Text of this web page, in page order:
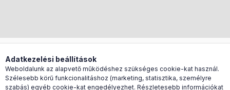
Árukereső.hu
Adatkezelési beállítások
Weboldalunk az alapvető működéshez szükséges cookie-kat használ.
Szélesebb körű funkcionalitáshoz (marketing, statisztika, személyre
szabás) egyéb cookie-kat engedélyezhet. Részletesebb információkat